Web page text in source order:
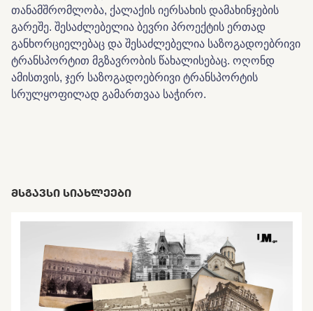
თანამშრომლობა, ქალაქის იერსახის დამახინჯების
გარეშე. შესაძლებელია ბევრი პროექტის ერთად
განხორციელებაც და შესაძლებელია საზოგადოებრივი
ტრანსპორტით მგზავრობის წახალისებაც. ოღონდ
ამისთვის, ჯერ საზოგადოებრივი ტრანსპორტის
სრულყოფილად გამართვაა საჭირო.
ᲛᲡᲒᲐᲕᲡᲘ ᲡᲘᲐᲮᲚᲔᲔᲑᲘ